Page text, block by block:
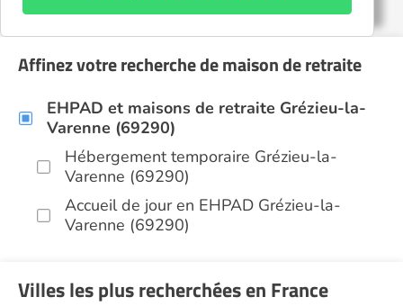
Affinez votre recherche de maison de retraite
EHPAD et maisons de retraite Grézieu-la-
Varenne (69290)
Hébergement temporaire Grézieu-la-
Varenne (69290)
Accueil de jour en EHPAD Grézieu-la-
Varenne (69290)
Villes les plus recherchées en France